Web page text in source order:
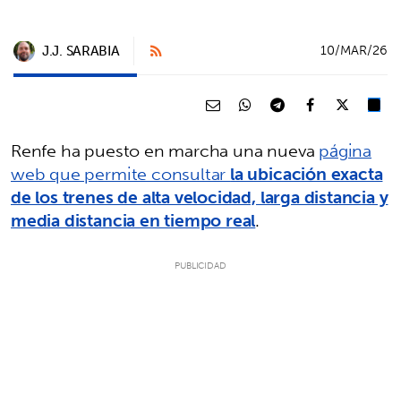
J.J. SARABIA 10/MAR/26
Renfe ha puesto en marcha una nuevapágina
web que permite consultarla ubicación exacta
de los trenes de alta velocidad, larga distancia y
media distancia en tiempo real.